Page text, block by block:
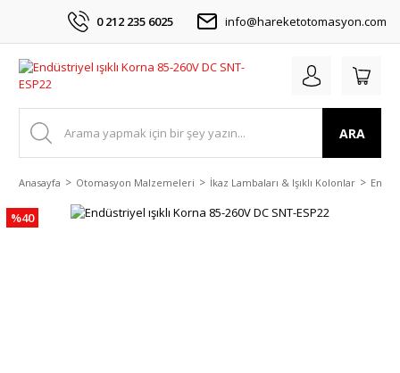
0 212 235 6025 info@hareketotomasyon.com
ARA
Anasayfa Otomasyon Malzemeleri İkaz Lambaları & Işıklı Kolonlar
%40